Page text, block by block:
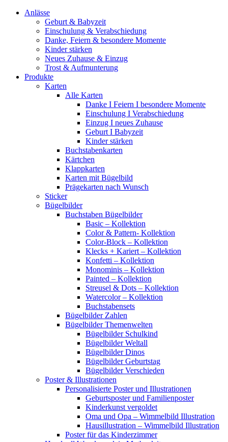
Anlässe
Geburt & Babyzeit
Einschulung & Verabschiedung
Danke, Feiern & besondere Momente
Kinder stärken
Neues Zuhause & Einzug
Trost & Aufmunterung
Produkte
Karten
Alle Karten
Danke I Feiern I besondere Momente
Einschulung I Verabschiedung
Einzug I neues Zuhause
Geburt I Babyzeit
Kinder stärken
Buchstabenkarten
Kärtchen
Klappkarten
Karten mit Bügelbild
Prägekarten nach Wunsch
Sticker
Bügelbilder
Buchstaben Bügelbilder
Basic – Kollektion
Color & Pattern- Kollektion
Color-Block – Kollektion
Klecks + Kariert – Kollektion
Konfetti – Kollektion
Monominis – Kollektion
Painted – Kollektion
Streusel & Dots – Kollektion
Watercolor – Kollektion
Buchstabensets
Bügelbilder Zahlen
Bügelbilder Themenwelten
Bügelbilder Schulkind
Bügelbilder Weltall
Bügelbilder Dinos
Bügelbilder Geburtstag
Bügelbilder Verschieden
Poster & Illustrationen
Personalisierte Poster und Illustrationen
Geburtsposter und Familienposter
Kinderkunst vergoldet
Oma und Opa – Wimmelbild Illustration
Hausillustration – Wimmelbild Illustration
Poster für das Kinderzimmer